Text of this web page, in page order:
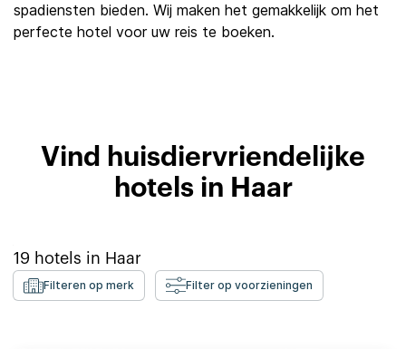
spadiensten bieden. Wij maken het gemakkelijk om het
perfecte hotel voor uw reis te boeken.
Vind huisdiervriendelijke
hotels in Haar
19 hotels in Haar
Filteren op merk Filter op voorzieningen